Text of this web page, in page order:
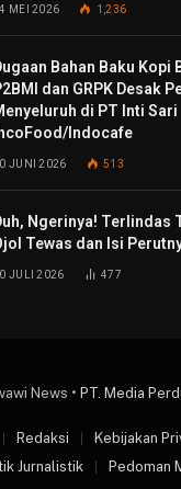
MEI 2026 1,236
Bahan Baku Kopi
dan GRPK Desak
di PT Inti Sari
Indocafe
JUNI 2026 513
Ngerinya! Terlindas
Tewas dan Isi
JULI 2026 477
News • PT. Media
Redaksi Kebijakan
Jurnalistik
Pedoman